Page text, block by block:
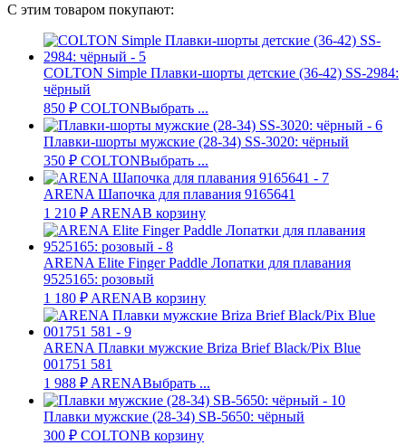
С этим товаром покупают:
COLTON Simple Плавки-шорты детские (36-42) SS-2984:
чёрный
850 ₽ COLTONВыбрать ...
Плавки-шорты мужские (28-34) SS-3020: чёрный
350 ₽ COLTONВыбрать ...
ARENA Шапочка для плавания 9165641
1 210 ₽ ARENAВ корзину
ARENA Elite Finger Paddle Лопатки для плавания
9525165: розовый
1 180 ₽ ARENAВ корзину
ARENA Плавки мужские Briza Brief Black/Pix Blue
001751 581
1 988 ₽ ARENAВыбрать ...
Плавки мужские (28-34) SB-5650: чёрный
300 ₽ COLTONВ корзину